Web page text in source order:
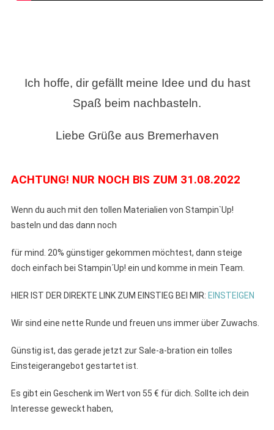
Ich hoffe, dir gefällt meine Idee und du hast
Spaß beim nachbasteln.
Liebe Grüße aus Bremerhaven
ACHTUNG! NUR NOCH BIS ZUM 31.08.2022
Wenn du auch mit den tollen Materialien von Stampin`Up!
basteln und das dann noch
für mind. 20% günstiger gekommen möchtest, dann steige
doch einfach bei Stampin´Up! ein und komme in mein Team.
HIER IST DER DIREKTE LINK ZUM EINSTIEG BEI MIR: EINSTEIGEN
Wir sind eine nette Runde und freuen uns immer über Zuwachs.
Günstig ist, das gerade jetzt zur Sale-a-bration ein tolles
Einsteigerangebot gestartet ist.
Es gibt ein Geschenk im Wert von 55 € für dich. Sollte ich dein
Interesse geweckt haben,